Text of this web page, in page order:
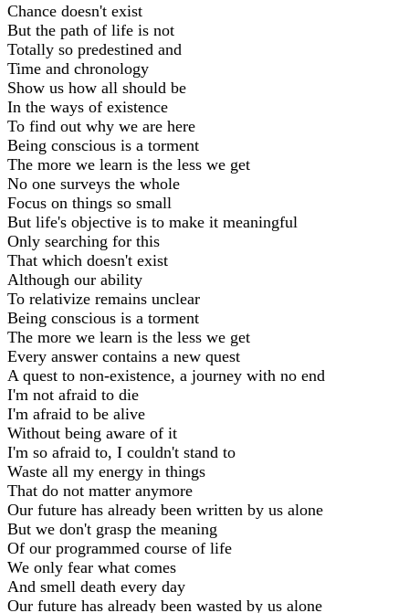
Chance doesn't exist
But the path of life is not
Totally so predestined and
Time and chronology
Show us how all should be
In the ways of existence
To find out why we are here
Being conscious is a torment
The more we learn is the less we get
No one surveys the whole
Focus on things so small
But life's objective is to make it meaningful
Only searching for this
That which doesn't exist
Although our ability
To relativize remains unclear
Being conscious is a torment
The more we learn is the less we get
Every answer contains a new quest
A quest to non-existence, a journey with no end
I'm not afraid to die
I'm afraid to be alive
Without being aware of it
I'm so afraid to, I couldn't stand to
Waste all my energy in things
That do not matter anymore
Our future has already been written by us alone
But we don't grasp the meaning
Of our programmed course of life
We only fear what comes
And smell death every day
Our future has already been wasted by us alone